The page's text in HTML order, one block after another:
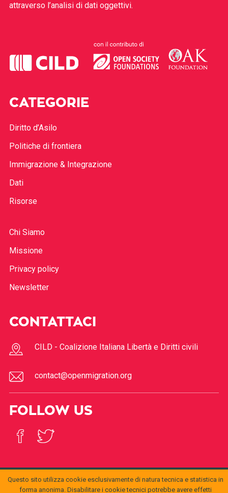
attraverso l’analisi di dati oggettivi.
CATEGORIE
Diritto d’Asilo
Politiche di frontiera
Immigrazione & Integrazione
Dati
Risorse
Chi Siamo
Missione
Privacy policy
Newsletter
CONTATTACI
CILD - Coalizione Italiana Libertà e Diritti civili
contact@openmigration.org
FOLLOW US
© 2017Open
Questo sito utilizza cookie esclusivamente di natura tecnica e statistica in
forma anonima. Disabilitare i cookie tecnici potrebbe avere effetti